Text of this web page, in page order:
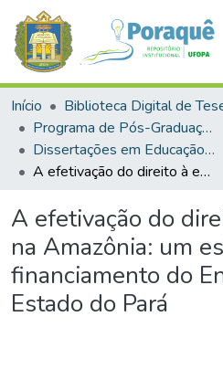
Início
Programa de Pós-Graduação em Educação (PPGE)
Dissertações em Educação (Mestrado)
A efetivação do direito à educação na Amazônia: um estudo sobre o financiamento do Ensino Médio no Estado do Pará
A efetivação do
na Amazônia: um
financiamento do
Estado do Pará